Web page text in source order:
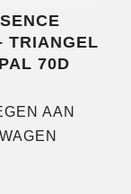
TRIANGEL
70D
AAN